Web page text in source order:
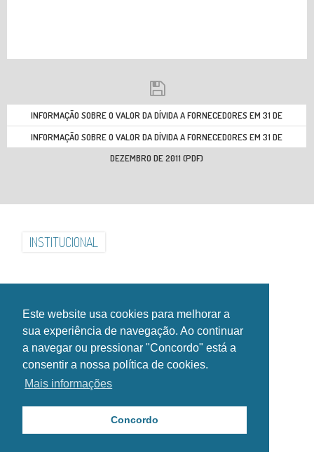
Este website usa cookies para melhorar a
sua experiência de navegação. Ao continuar
a navegar ou pressionar "Concordo" está a
consentir a nossa política de cookies.
Mais informações
Concordo
INFORMAÇÃO SOBRE O VALOR DA DÍVIDA A FORNECEDORES EM 31 DE
DEZEMBRO DE 2010 (PDF)
INFORMAÇÃO SOBRE O VALOR DA DÍVIDA A FORNECEDORES EM 31 DE
DEZEMBRO DE 2011 (PDF)
INSTITUCIONAL
SIGA-NOS NAS REDES SOCIAIS!
Copyright Esposende2000®. Todos os direitos reservados.
Política de Privacidade